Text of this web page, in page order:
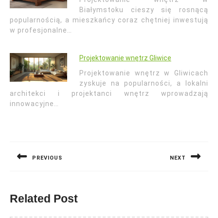
Białymstoku cieszy się rosnącą
popularnością, a mieszkańcy coraz chętniej inwestują
w profesjonalne…
Projektowanie wnętrz Gliwice
Projektowanie wnętrz w Gliwicach
zyskuje na popularności, a lokalni
architekci i projektanci wnętrz wprowadzają
innowacyjne…
PREVIOUS NEXT
Related Post